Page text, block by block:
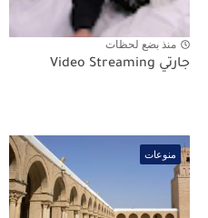
منذ بضع لحظات
جارتي Video Streaming
منوعات